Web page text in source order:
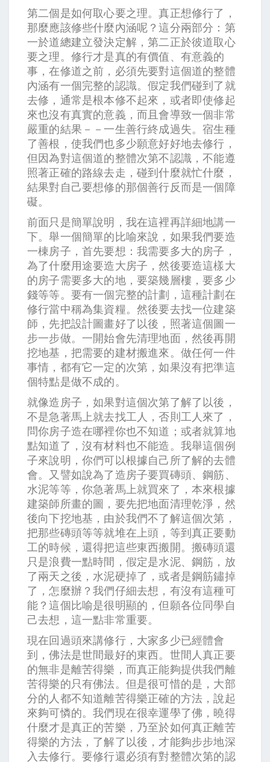
第二個是如何取心要之理。真正想修行了，
那麼應該修些什麼內涵呢？這分兩部分：第
一於道總建立發決定解，第二正於彼道取心
要之理。修行才是真的有價值、有意義的
事，在修道之前，必須先要對這個道的整體
內涵有一個完整的認識。假定我們碰到了就
去修，通常是根本修不起來，或者即使修起
來也沒有真實的意義，而且會導致一個非常
嚴重的結果－－一生善行終成過失。宿生種
了善根，使我們也多少願意好好地去修行，
但因為對這個道的整體次第不認識，不能遵
照著正確的路線去走，碰到什麼就忙什麼，
結果對自己要想修的那個善行反而是一個障
礙。
前面只是簡單說明，我在這裡再詳細地講一
下。舉一個簡單的比喻來說，如果我們要造
一棟房子，首先要想：我需要多大的房子，
為了什麼用途要造大房子，然後要造這樣大
的房子需要多大的地，要築幾層樓，要多少
錢等等。要有一個完整的計劃，這種計劃在
修行當中稱為集資糧。然後要去找一位建築
師，先把設計圖畫好了以後，照著這個圖一
步一步做。一開始會先清理地面，然後再開
挖地基，把需要的建材搬進來。做任何一件
事情，都有它一定的次第，如果沒有把準這
個特點是做不成的。
就像造房子，如果對這個次第了解了以後，
不是急著馬上就去找工人，否則工人來了，
問你房子造在哪裡你也不知道；或者就算地
點知道了，沒有材料也不能造。我舉這個例
子來說明，你們可以根據自己所了解的去體
會。又譬如說為了造房子要買磚頭、鋼筋、
水泥等等，你急著馬上就買來了，本來根據
建築師所畫的圖，要先把地面清理乾淨，然
後向下挖地基，由於我們不了解這個次第，
把那些磚頭等等就堆在上頭，等到真正要動
工的時候，還得把這些東西搬開。搬磚頭還
只是浪費一點時間，假定是水泥、鋼筋，放
了兩天之後，水泥硬掉了，或者是鋼筋鏽掉
了，怎麼辦？我們仔細去想，有沒有這種可
能？這個比喻是很明顯的，但願各位同學自
己去想，這一點非常重要。
現在回過頭來講修行，大家多少已經體會
到，佛法是世間最好的東西。世間人真正要
的無非是離苦得樂，而真正能夠提供我們離
苦得樂的只有佛法。但是很可惜的是，大部
分的人都不知道離苦得樂正確的方法，說起
來夠可憐的。我們現在很幸運學了佛，曉得
什麼才是真正的苦樂，乃至於如何真正離苦
得樂的方法，了解了以後，才能夠步步地深
入去修行。要修行還必須有對整體次第的認